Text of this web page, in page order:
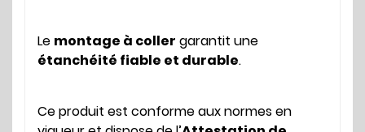
Le montage à coller garantit une
étanchéité fiable et durable.
Ce produit est conforme aux normes en